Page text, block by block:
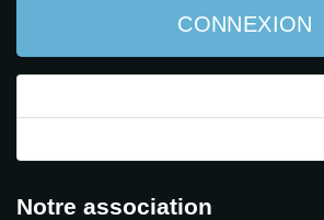
CONNEXION
Notre association